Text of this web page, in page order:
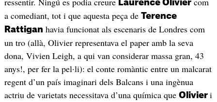
Laurence Olivier
a comediant, tot i que aquesta peça de Terence
Rattigan havia funcionat als escenaris de Londres com
un tro (allà, Olivier representava el paper amb la seva
dona, Vivien Leigh, a qui van considerar massa gran, 43
anys!, per fer la pel·li): el conte romàntic entre un malcarat
regent d’un país imaginari dels Balcans i una ingènua
actriu de varietats necessitava d’una química que Olivier i